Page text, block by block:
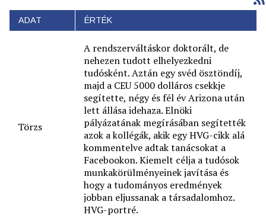
ADAT ÉRTÉK
Törzs
A rendszerváltáskor doktorált, de
nehezen tudott elhelyezkedni
tudósként. Aztán egy svéd ösztöndíj,
majd a CEU 5000 dolláros csekkje
segítette, négy és fél év Arizona után
lett állása idehaza. Elnöki
pályázatának megírásában segítették
azok a kollégák, akik egy HVG-cikk alá
kommentelve adtak tanácsokat a
Facebookon. Kiemelt célja a tudósok
munkakörülményeinek javítása és
hogy a tudományos eredmények
jobban eljussanak a társadalomhoz.
HVG-portré.